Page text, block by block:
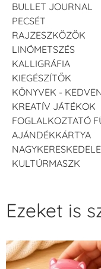
BULLET JOURNAL
PECSÉT
RAJZESZKÖZÖK
LINÓMETSZÉS
KALLIGRÁFIA
KIEGÉSZÍTŐK
KÖNYVEK -
KREATÍV JÁTÉKOK
FOGLALKOZTATÓ
AJÁNDÉKKÁRTYA
KULTÚRMASZK
Ezeket is